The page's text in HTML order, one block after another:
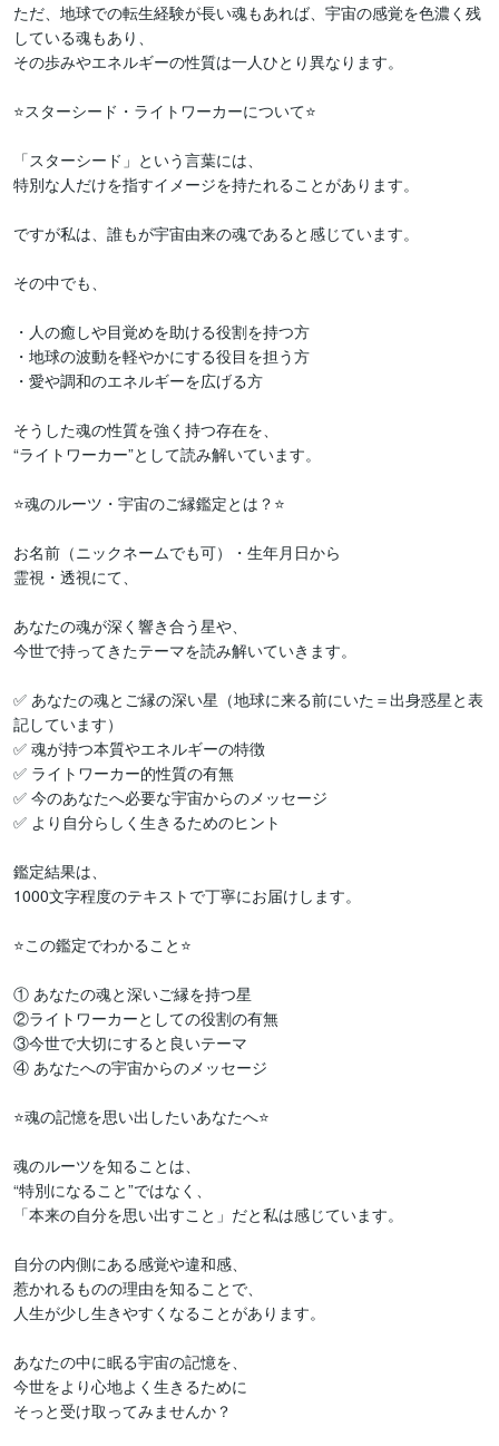
ただ、地球での転生経験が長い魂もあれば、宇宙の感覚を色濃く残
している魂もあり、
その歩みやエネルギーの性質は一人ひとり異なります。
⭐スターシード・ライトワーカーについて⭐
「スターシード」という言葉には、
特別な人だけを指すイメージを持たれることがあります。
ですが私は、誰もが宇宙由来の魂であると感じています。
その中でも、
・人の癒しや目覚めを助ける役割を持つ方
・地球の波動を軽やかにする役目を担う方
・愛や調和のエネルギーを広げる方
そうした魂の性質を強く持つ存在を、
“ライトワーカー”として読み解いています。
⭐魂のルーツ・宇宙のご縁鑑定とは？⭐
お名前（ニックネームでも可）・生年月日から
霊視・透視にて、
あなたの魂が深く響き合う星や、
今世で持ってきたテーマを読み解いていきます。
✅ あなたの魂とご縁の深い星（地球に来る前にいた＝出身惑星と表
記しています）
✅ 魂が持つ本質やエネルギーの特徴
✅ ライトワーカー的性質の有無
✅ 今のあなたへ必要な宇宙からのメッセージ
✅ より自分らしく生きるためのヒント
鑑定結果は、
1000文字程度のテキストで丁寧にお届けします。
⭐この鑑定でわかること⭐
① あなたの魂と深いご縁を持つ星
②ライトワーカーとしての役割の有無
③今世で大切にすると良いテーマ
④ あなたへの宇宙からのメッセージ
⭐魂の記憶を思い出したいあなたへ⭐
魂のルーツを知ることは、
“特別になること”ではなく、
「本来の自分を思い出すこと」だと私は感じています。
自分の内側にある感覚や違和感、
惹かれるものの理由を知ることで、
人生が少し生きやすくなることがあります。
あなたの中に眠る宇宙の記憶を、
今世をより心地よく生きるために